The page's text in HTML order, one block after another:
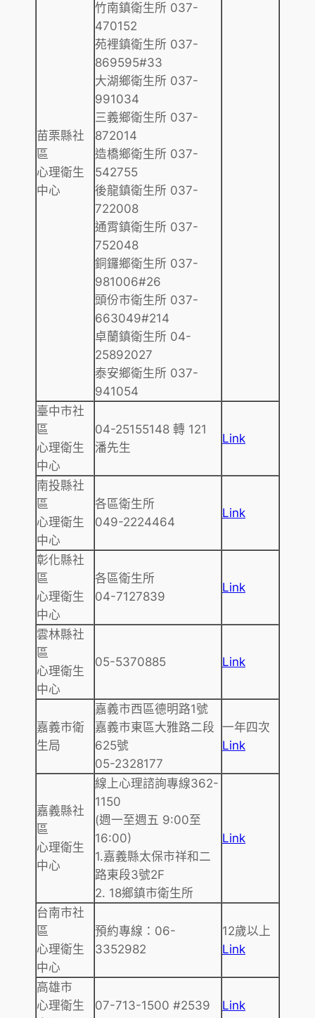
苗栗縣社
區
心理衛生
中心
竹南鎮衛生所 037-
470152
苑裡鎮衛生所 037-
869595#33
大湖鄉衛生所 037-
991034
三義鄉衛生所 037-
872014
造橋鄉衛生所 037-
542755
後龍鎮衛生所 037-
722008
通霄鎮衛生所 037-
752048
銅鑼鄉衛生所 037-
981006#26
頭份市衛生所 037-
663049#214
卓蘭鎮衛生所 04-
25892027
泰安鄉衛生所 037-
941054
臺中市社
區
心理衛生
中心
04-25155148 轉 121
潘先生
Link
南投縣社
區
心理衛生
中心
各區衛生所
049-2224464
Link
彰化縣社
區
心理衛生
中心
各區衛生所
04-7127839
Link
雲林縣社
區
心理衛生
中心
05-5370885 Link
嘉義市衛
生局
嘉義市西區德明路1號
嘉義市東區大雅路二段
625號
05-2328177
一年四次
Link
嘉義縣社
區
心理衛生
中心
線上心理諮詢專線362-
1150
(週一至週五 9:00至
16:00)
1.嘉義縣太保市祥和二
路東段3號2F
2. 18鄉鎮市衛生所
Link
台南市社
區
心理衛生
中心
預約專線：06-
3352982
12歲以上
Link
高雄市
心理衛生
07-713-1500 #2539 Link